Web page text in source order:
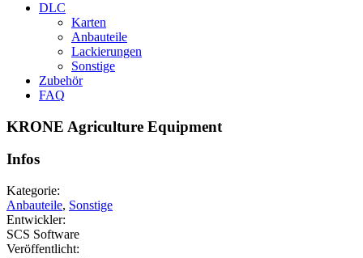
DLC
Karten
Anbauteile
Lackierungen
Sonstige
Zubehör
FAQ
KRONE Agriculture Equipment
Infos
Kategorie:
Anbauteile, Sonstige
Entwickler:
SCS Software
Veröffentlicht: